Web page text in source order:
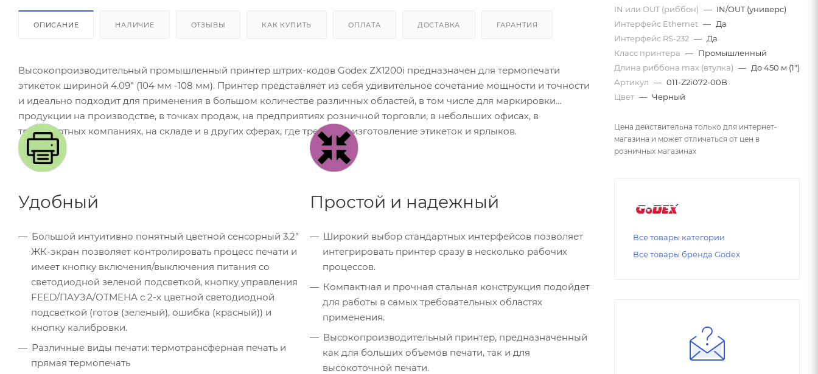
ОПИСАНИЕ НАЛИЧИЕ ОТЗЫВЫ КАК КУПИТЬ ОПЛАТА ДОСТАВКА ГАРАНТИЯ
Высокопроизводительный промышленный принтер штрих-кодов Godex ZX1200i предназначен для термопечати
этикеток шириной 4.09” (104 мм -108 мм). Принтер представляет из себя удивительное сочетание мощности и точности
и идеально подходит для применения в большом количестве различных областей, в том числе для маркировки
продукции на производстве, в точках продаж, на предприятиях розничной торговли, в небольших офисах, в
транспортных компаниях, на складе и в других сферах, где требуется изготовление этикеток и ярлыков.
Удобный
Большой интуитивно понятный цветной сенсорный 3.2”
ЖК-экран позволяет контролировать процесс печати и
имеет кнопку включения/выключения питания со
светодиодной зеленой подсветкой, кнопку управления
FEED/ПАУЗА/ОТМЕНА с 2-х цветной светодиодной
подсветкой (готов (зеленый), ошибка (красный)) и
кнопку калибровки.
Различные виды печати: термотрансферная печать и
прямая термопечать
Простой и надежный
Широкий выбор стандартных интерфейсов позволяет
интегрировать принтер сразу в несколько рабочих
процессов.
Компактная и прочная стальная конструкция подойдет
для работы в самых требовательных областях
применения.
Высокопроизводительный принтер, предназначенный
как для больших объемов печати, так и для
высокоточной печати.
IN или OUT (риббон) — IN/OUT (универс)
Интерфейс Ethernet — Да
Интерфейс RS-232 — Да
Класс принтера — Промышленный
Длина риббона max (втулка) — До 450 м (1")
Артикул — 011-Z2i072-00B
Цвет — Черный
Цена действительна только для интернет-
магазина и может отличаться от цен в
розничных магазинах
Все товары категории
Все товары бренда Godex